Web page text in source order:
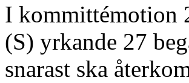
I kommittémotion
(S) yrkande 27
snarast ska